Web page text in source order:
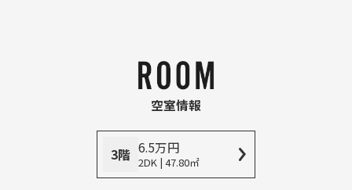
空室情報
3階 6.5万円
2DK | 47.80㎡